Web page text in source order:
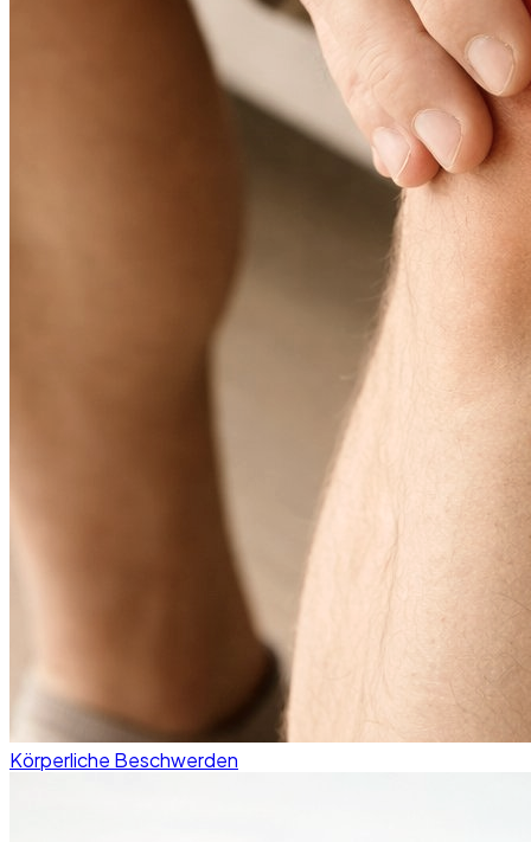
Körperliche Beschwerden